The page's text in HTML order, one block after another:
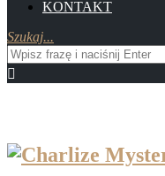
KONTAKT
Szukaj...